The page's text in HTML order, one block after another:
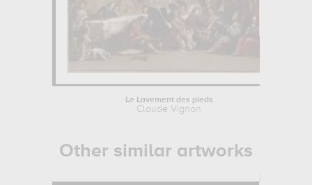
Le Lavement des pieds
Claude Vignon
Other similar artworks